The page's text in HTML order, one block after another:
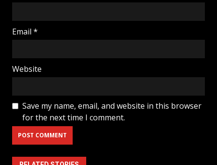
Email *
Website
Save my name, email, and website in this browser
for the next time I comment.